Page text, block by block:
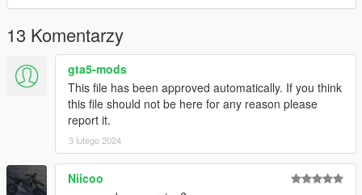
13 Komentarzy
gta5-mods
This file has been approved automatically. If you think
this file should not be here for any reason please
report it.
3 lutego 2024
Niicoo